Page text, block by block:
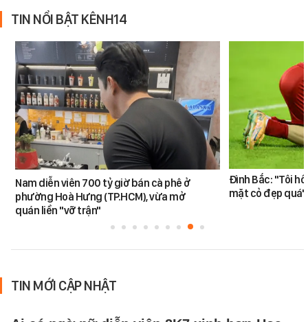
TIN NỔI BẬT KÊNH14
Nam diễn viên 700 tỷ giờ bán cà phê ở
phường Hoà Hưng (TP.HCM), vừa mở
quán liền "vỡ trận"
Đình Bắc: "Tôi
mặt cỏ đẹp quá"
TIN MỚI CẬP NHẬT